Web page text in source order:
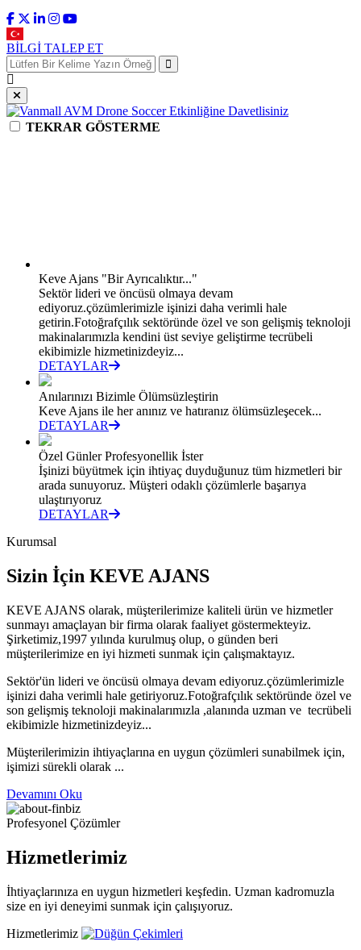
BİLGİ TALEP ET
TEKRAR GÖSTERME
Keve Ajans "Bir Ayrıcalıktır..."
Sektör lideri ve öncüsü olmaya devam
ediyoruz.çözümlerimizle işinizi daha verimli hale
getirin.Fotoğrafçılık sektöründe özel ve son gelişmiş teknoloji
makinalarımızla kendini üst seviye geliştirme tecrübeli
ekibimizle hizmetinizdeyiz...
DETAYLAR
Anılarınızı Bizimle Ölümsüzleştirin
Keve Ajans ile her anınız ve hatıranız ölümsüzleşecek...
DETAYLAR
Özel Günler Profesyonellik İster
İşinizi büyütmek için ihtiyaç duyduğunuz tüm hizmetleri bir
arada sunuyoruz. Müşteri odaklı çözümlerle başarıya
ulaştırıyoruz
DETAYLAR
Kurumsal
Sizin İçin KEVE AJANS
KEVE AJANS olarak, müşterilerimize kaliteli ürün ve hizmetler
sunmayı amaçlayan bir firma olarak faaliyet göstermekteyiz.
Şirketimiz,1997 yılında kurulmuş olup, o günden beri
müşterilerimize en iyi hizmeti sunmak için çalışmaktayız.
Sektör'ün lideri ve öncüsü olmaya devam ediyoruz.çözümlerimizle
işinizi daha verimli hale getiriyoruz.Fotoğrafçılık sektöründe özel ve
son gelişmiş teknoloji makinalarımızla ,alanında uzman ve tecrübeli
ekibimizle hizmetinizdeyiz...
Müşterilerimizin ihtiyaçlarına en uygun çözümleri sunabilmek için,
işimizi sürekli olarak ...
Devamını Oku
Profesyonel Çözümler
Hizmetlerimiz
İhtiyaçlarınıza en uygun hizmetleri keşfedin. Uzman kadromuzla
size en iyi deneyimi sunmak için çalışıyoruz.
Hizmetlerimiz